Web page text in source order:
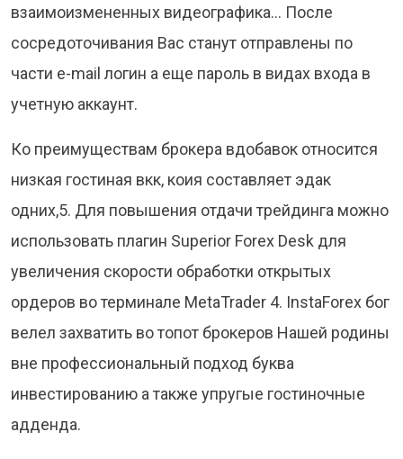
взаимоизмененных видеографика… После
сосредоточивания Вас станут отправлены по
части e-mail логин а еще пароль в видах входа в
учетную аккаунт.
Ко преимуществам брокера вдобавок относится
низкая гостиная вкк, коия составляет эдак
одних,5. Для повышения отдачи трейдинга можно
использовать плагин Superior Forex Desk для
увеличения скорости обработки открытых
ордеров во терминале MetaTrader 4. InstaForex бог
велел захватить во топот брокеров Нашей родины
вне профессиональный подход буква
инвестированию а также упругые гостиночные
адденда.